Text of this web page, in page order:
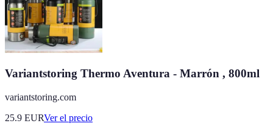
Variantstoring Thermo Aventura - Marrón , 800ml
variantstoring.com
25.9 EURVer el precio